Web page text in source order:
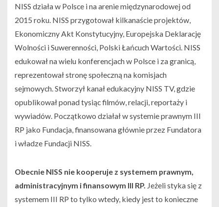
NISS działa w Polsce i na arenie międzynarodowej od
2015 roku. NISS przygotował kilkanaście projektów,
Ekonomiczny Akt Konstytucyjny, Europejska Deklarację
Wolności i Suwerenności, Polski Łańcuch Wartości. NISS
edukował na wielu konferencjach w Polsce i za granicą,
reprezentował stronę społeczną na komisjach
sejmowych. Stworzył kanał edukacyjny NISS TV, gdzie
opublikował ponad tysiąc filmów, relacji, reportaży i
wywiadów. Początkowo działał w systemie prawnym III
RP jako Fundacja, finansowana głównie przez Fundatora
i władze Fundacji NISS.
Obecnie NISS nie kooperuje z systemem prawnym,
administracyjnym i finansowym III RP. Jeżeli styka się z
systemem III RP to tylko wtedy, kiedy jest to konieczne